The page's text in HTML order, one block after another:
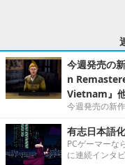
今週発売の
n
Vietnam』
今週発売の新
有志日本語
PCゲーマーな
に連続インタビ